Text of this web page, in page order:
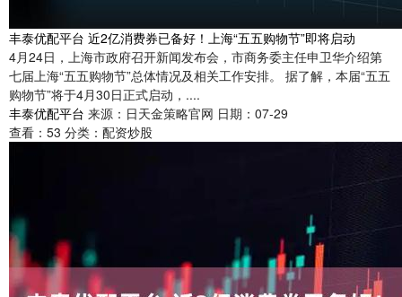
丰泰优配平台 近2亿消费券已备好！上海“五五购物节”即将启动
4月24日，上海市政府召开新闻发布会，市商务委主任申卫华介绍第
七届上海“五五购物节”总体情况及相关工作安排。 据了解，本届“五五
购物节”将于4月30日正式启动，....
丰泰优配平台 来源：日天金策略官网 日期：07-29
查看： 53 分类： 配资炒股